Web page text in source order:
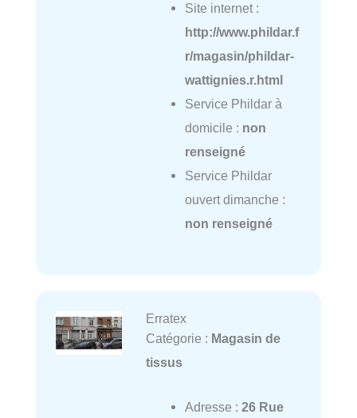
Site internet :
http://www.phildar.f
r/magasin/phildar-
wattignies.r.html
Service Phildar à
domicile : non
renseigné
Service Phildar
ouvert dimanche :
non renseigné
Erratex
Catégorie : Magasin de
tissus
Adresse : 26 Rue